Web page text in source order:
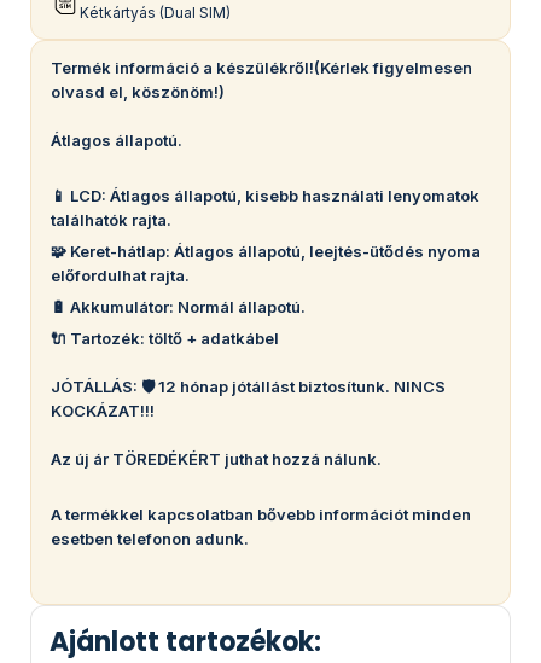
Kétkártyás (Dual SIM)
Termék információ a készülékről!(Kérlek figyelmesen
olvasd el, köszönöm!)
Átlagos állapotú.
📱 LCD: Átlagos állapotú, kisebb használati lenyomatok
találhatók rajta.
🧩 Keret-hátlap: Átlagos állapotú, leejtés-ütődés nyoma
előfordulhat rajta.
🔋 Akkumulátor: Normál állapotú.
🔌 Tartozék: töltő + adatkábel
JÓTÁLLÁS: 🛡️ 12 hónap jótállást biztosítunk. NINCS
KOCKÁZAT!!!
Az új ár TÖREDÉKÉRT juthat hozzá nálunk.
A termékkel kapcsolatban bővebb információt minden
esetben telefonon adunk.
Ajánlott tartozékok: